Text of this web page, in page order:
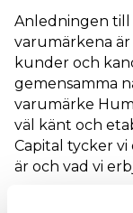
Anledningen till
varumärkena är
kunder och
gemensamma
varumärke
väl känt och
Capital tycker
är och vad vi
Human